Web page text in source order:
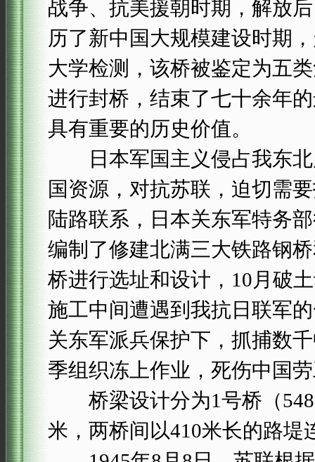
战争、抗美援朝时期，解放
历了新中国大规模建设时期
大学检测，该桥被鉴定为五
进行封桥，结束了七十余年
具有重要的历史价值。
日本军国主义侵占我东北
国资源，对抗苏联，迫切需
陆路联系，日本关东军特务
编制了修建北满三大铁路钢
桥进行选址和设计，10月破
施工中间遭遇到我抗日联军
关东军派兵保护下，抓捕数
季组织冻上作业，死伤中国
桥梁设计分为1号桥（
米，两桥间以410米长的路堤